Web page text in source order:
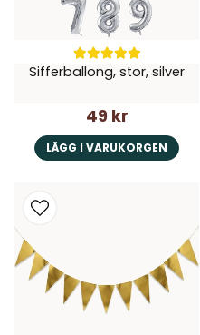
Sifferballong, stor, silver
49 kr
LÄGG I VARUKORGEN